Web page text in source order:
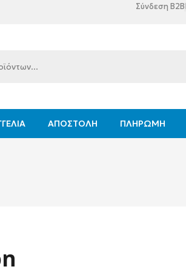
Σύνδεση B2B
ΑΠΟΣΤΟΛΉ ΠΛΗΡΩΜΉ